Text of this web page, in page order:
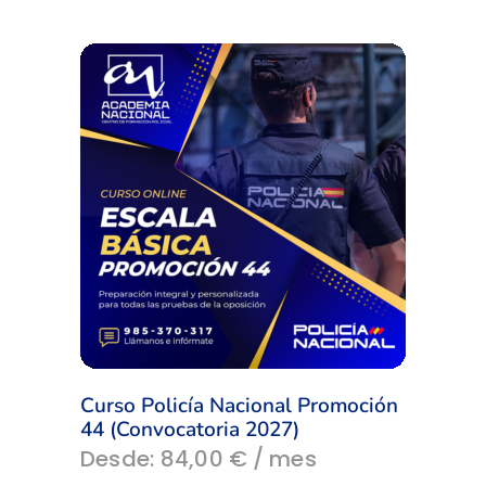
múltiples
variantes.
Las
opciones
pueden
elegir
en
página
producto
Curso Policía Nacional Promoción
44 (Convocatoria 2027)
Este
Desde: 84,00 € / mes